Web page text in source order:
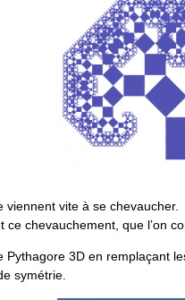
viennent vite à se chevaucher.
ce chevauchement, que l’on
3D en remplaçant
symétrie.